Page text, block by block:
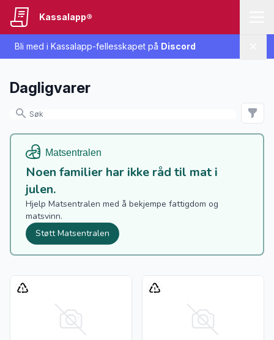
Bli med i Kassalapp-fellesskapet på Discord
Kassalapp®
Dagligvarer
Noen familier har ikke råd til mat i
julen.
Hjelp Matsentralen med å bekjempe fattigdom og
matsvinn.
Støtt Matsentralen
Vis flere detaljer for produktet "Coop Tannbørste Soft"
Vis flere detaljer for